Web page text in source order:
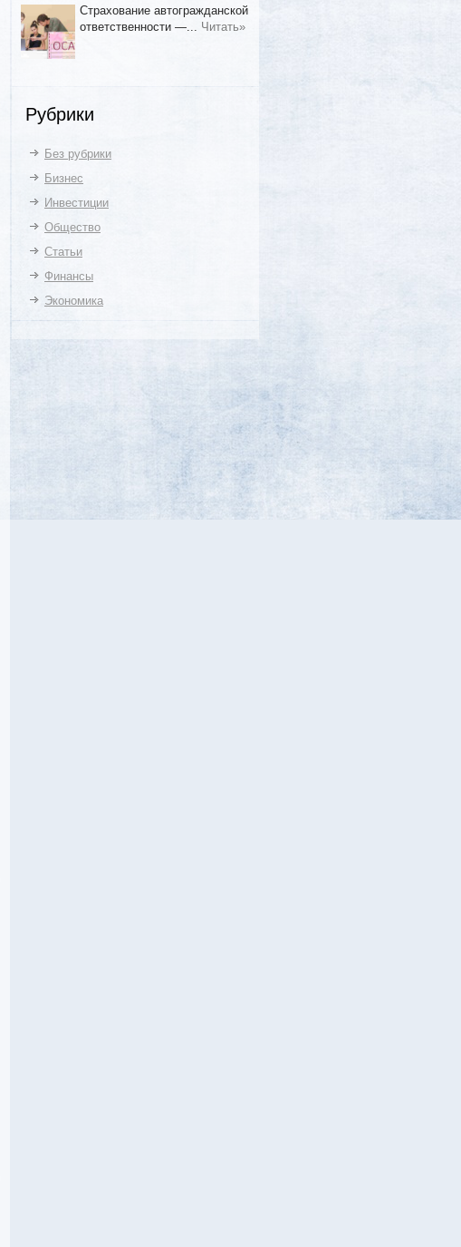
Страхование автогражданской
ответственности —... Читать»
Рубрики
Без рубрики
Бизнес
Инвестиции
Общество
Статьи
Финансы
Экономика